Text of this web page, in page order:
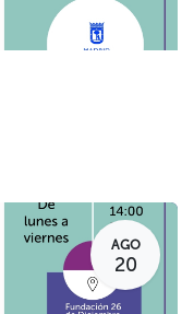
AGO
20